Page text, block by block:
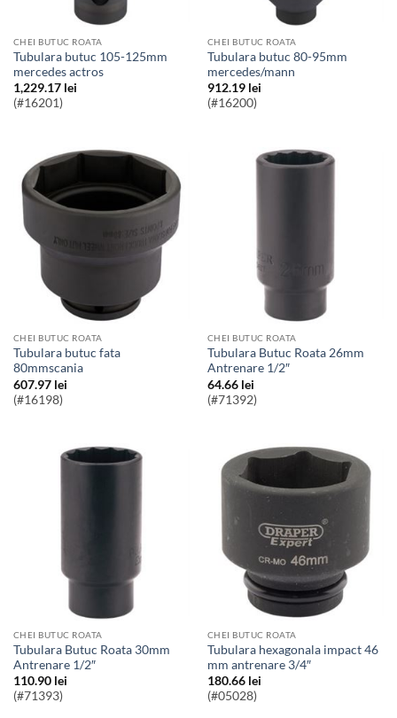
CHEI BUTUC ROATA
Tubulara butuc 105-125mm
mercedes actros
1,229.17 lei
(#16201)
CHEI BUTUC ROATA
Tubulara butuc 80-95mm
mercedes/mann
912.19 lei
(#16200)
CHEI BUTUC ROATA
Tubulara butuc fata
80mmscania
607.97 lei
(#16198)
CHEI BUTUC ROATA
Tubulara Butuc Roata 26mm
Antrenare 1/2″
64.66 lei
(#71392)
CHEI BUTUC ROATA
Tubulara Butuc Roata 30mm
Antrenare 1/2″
110.90 lei
(#71393)
CHEI BUTUC ROATA
Tubulara hexagonala impact 46
mm antrenare 3/4″
180.66 lei
(#05028)